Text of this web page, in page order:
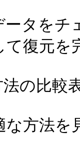
タをチ
て復元を
の比較
な方法を